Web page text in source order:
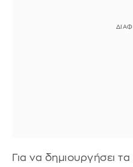
Για να δημιουργήσει